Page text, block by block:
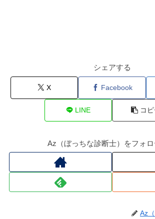
シェアする
X Facebook
LINE コ
Az（ぼっちな診断士）をフォロ
Az